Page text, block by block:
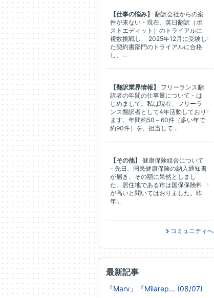
最新記事
『Marv』『Milarep... (08/07)
【仕事の悩み】
翻訳会社からの案
件が来ない - 現在、英日翻訳（ポ
ストエディット）のトライアルに
複数挑戦し、 2025年12月に受験し
た契約書部門のトライアルに合格
し、...
【翻訳業界情報】
フリーランス翻
訳者の年間の仕事量について - は
じめまして。私は現在、フリーラ
ンス翻訳者として4年活動しており
ます。年間約50～60件（多い年で
約90件）を、担当して...
【その他】
健康保険組合について
- 先日、国民健康保険の納入通知書
が届き、その額に呆然としまし
た。居住地である市は国保保険料
が高いと聞いてはおりました。昨
年...
コミュニティへ